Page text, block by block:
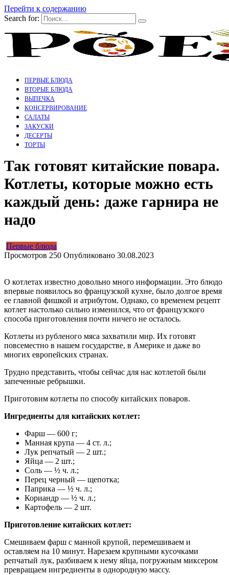
Перейти к содержанию
Search for:
ПЕРВЫЕ БЛЮДА
ВТОРЫЕ БЛЮДА
ВЫПЕЧКА
КОНСЕРВИРОВАНИЕ
САЛАТЫ
ЗАКУСКИ
ДЕСЕРТЫ
ТОРТЫ
Так готовят китайские повара.
Котлеты, которые можно есть
каждый день: даже гарнира не
надо
Первые блюда
Просмотров 250 Опубликовано 30.08.2023
О котлетах известно довольно много информации. Это блюдо
впервые появилось во французской кухне, было долгое время
ее главной фишкой и атрибутом. Однако, со временем рецепт
котлет настолько сильно изменился, что от французского
способа приготовления почти ничего не осталось.
Котлеты из рубленого мяса захватили мир. Их готовят
повсеместно в нашем государстве, в Америке и даже во
многих европейских странах.
Трудно представить, чтобы сейчас для нас котлетой были
запеченные ребрышки.
Приготовим котлеты по способу китайских поваров.
Ингредиенты для китайских котлет:
Фарш — 600 г;
Манная крупа — 4 ст. л.;
Лук репчатый — 2 шт.;
Яйца — 2 шт.;
Соль — ½ ч. л.;
Перец черный — щепотка;
Паприка — ½ ч. л.;
Кориандр — ½ ч. л.;
Картофель — 2 шт.
Приготовление китайских котлет:
Смешиваем фарш с манной крупой, перемешиваем и
оставляем на 10 минут. Нарезаем крупными кусочками
репчатый лук, разбиваем к нему яйца, погружным миксером
превращаем ингредиенты в однородную массу.